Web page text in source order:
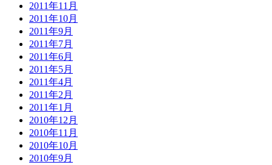
2011年11月
2011年10月
2011年9月
2011年7月
2011年6月
2011年5月
2011年4月
2011年2月
2011年1月
2010年12月
2010年11月
2010年10月
2010年9月